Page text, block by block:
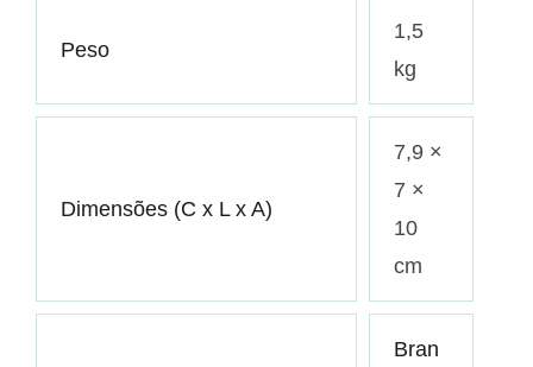
Peso
1,5
kg
Dimensões (C x L x A)
7,9 ×
7 ×
10
cm
Bran